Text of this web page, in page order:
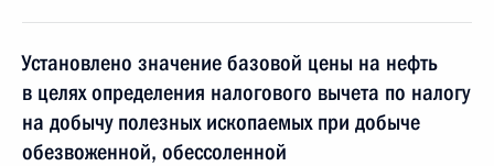
Установлено значение базовой цены на нефть
в целях определения налогового вычета по налогу
на добычу полезных ископаемых при добыче
обезвоженной, обессоленной